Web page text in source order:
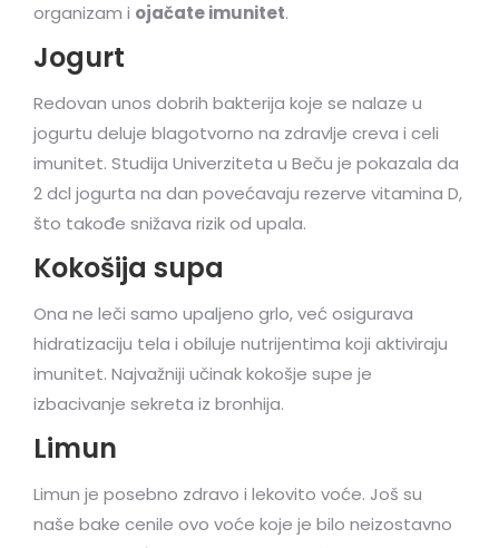
organizam i ojačate imunitet.
Jogurt
Redovan unos dobrih bakterija koje se nalaze u
jogurtu deluje blagotvorno na zdravlje creva i celi
imunitet. Studija Univerziteta u Beču je pokazala da
2 dcl jogurta na dan povećavaju rezerve vitamina D,
što takođe snižava rizik od upala.
Kokošija supa
Ona ne leči samo upaljeno grlo, već osigurava
hidratizaciju tela i obiluje nutrijentima koji aktiviraju
imunitet. Najvažniji učinak kokošje supe je
izbacivanje sekreta iz bronhija.
Limun
Limun je posebno zdravo i lekovito voće. Još su
naše bake cenile ovo voće koje je bilo neizostavno